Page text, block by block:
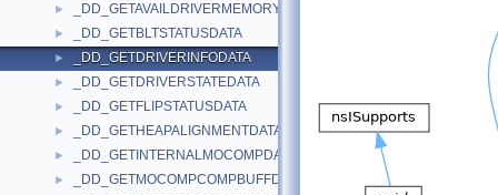
► _DD_GETAVAILDRIVERMEMORYDATA
► _DD_GETBLTSTATUSDATA
► _DD_GETDRIVERINFODATA
► _DD_GETDRIVERSTATEDATA
► _DD_GETFLIPSTATUSDATA
► _DD_GETHEAPALIGNMENTDATA
► _DD_GETINTERNALMOCOMPDATA
► _DD_GETMOCOMPCOMPBUFFDATA